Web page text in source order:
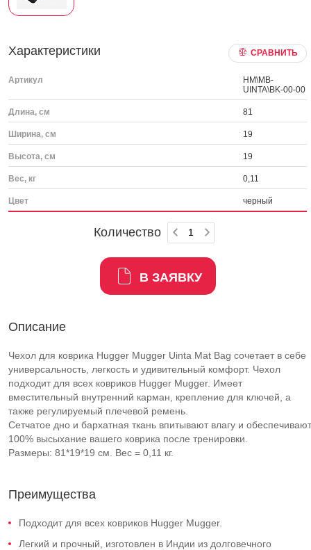
Характеристики СРАВНИТЬ
Артикул
HM\MB-
UINTA\BK-00-00
Длина, см 81
Ширина, см 19
Высота, см 19
Вес, кг 0,11
Цвет черный
Количество
В ЗАЯВКУ
Описание
Чехол для коврика Hugger Mugger Uinta Mat Bag сочетает в себе
универсальность, легкость и удивительный комфорт. Чехол
подходит для всех ковриков Hugger Mugger. Имеет
вместительный внутренний карман, крепление для ключей, а
также регулируемый плечевой ремень.
Сетчатое дно и бархатная ткань впитывают влагу и обеспечивают
100% высыхание вашего коврика после тренировки.
Размеры: 81*19*19 см. Вес = 0,11 кг.
Преимущества
Подходит для всех ковриков Hugger Mugger.
Легкий и прочный, изготовлен в Индии из долговечного